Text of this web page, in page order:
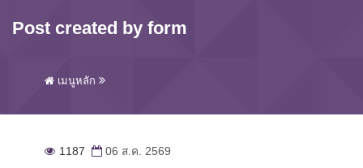
Post created by form
เมนูหลัก
1187 06 ส.ค. 2569